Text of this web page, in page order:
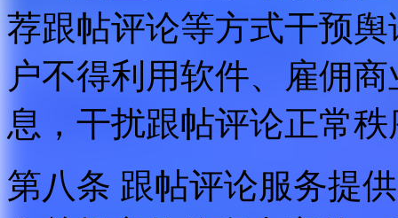
荐跟帖评论等方式干预
户不得利用软件、雇佣
息，干扰跟帖评论正常
第八条 跟帖评论服务提